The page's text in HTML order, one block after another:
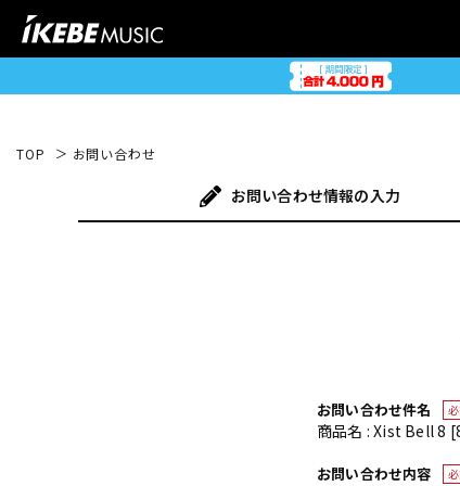
TOP お問い合わせ
お問い合わせ情報の入力
お問い合わせ件名
商品名 : Xist Bell 8
お問い合わせ内容